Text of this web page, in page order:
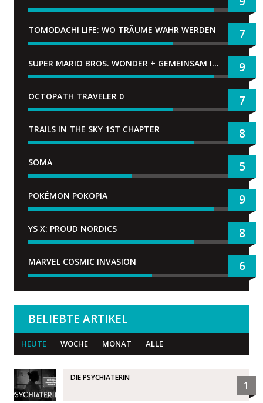
TOMODACHI LIFE: WO TRÄUME WAHR WERDEN 7
SUPER MARIO BROS. WONDER + GEMEINSAM IM BELLABEL-PARK 9
OCTOPATH TRAVELER 0 7
TRAILS IN THE SKY 1ST CHAPTER 8
SOMA 5
POKÉMON POKOPIA 9
YS X: PROUD NORDICS 8
MARVEL COSMIC INVASION 6
BELIEBTE ARTIKEL
HEUTE WOCHE MONAT ALLE
DIE PSYCHIATERIN
1